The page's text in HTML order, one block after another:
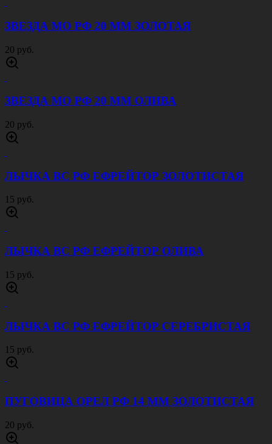
ЗВЕЗДА МО РФ 20 ММ ЗОЛОТАЯ
20 руб.
ЗВЕЗДА МО РФ 20 ММ ОЛИВА
20 руб.
ЛЫЧКА ВС РФ ЕФРЕЙТОР ЗОЛОТИСТАЯ
15 руб.
ЛЫЧКА ВС РФ ЕФРЕЙТОР ОЛИВА
15 руб.
ЛЫЧКА ВС РФ ЕФРЕЙТОР СЕРЕБРИСТАЯ
15 руб.
ПУГОВИЦА ОРЕЛ РФ 14 ММ ЗОЛОТИСТАЯ
20 руб.